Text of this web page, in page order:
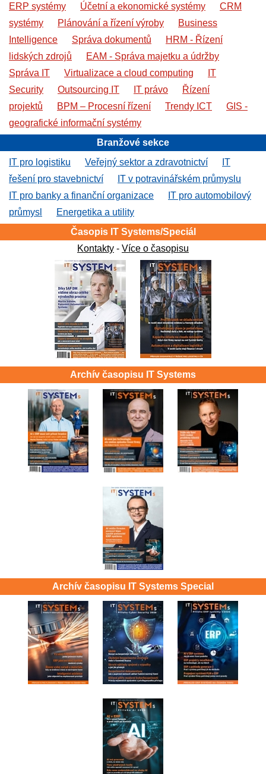
ERP systémy
Účetní a ekonomické systémy
CRM
systémy
Plánování a řízení výroby
Business
Intelligence
Správa dokumentů
HRM - Řízení
lidských zdrojů
EAM - Správa majetku a údržby
Správa IT
Virtualizace a cloud computing
IT
Security
Outsourcing IT IT právo
Řízení
projektů
BPM – Procesní řízení Trendy ICT
GIS -
geografické informační systémy
Branžové sekce
IT pro logistiku
Veřejný sektor a zdravotnictví
IT
řešení pro stavebnictví
IT v potravinářském průmyslu
IT pro banky a finanční organizace
IT pro automobilový
průmysl
Energetika a utility
Časopis IT Systems/Speciál
Kontakty - Více o časopisu
Archív časopisu IT Systems
Archív časopisu IT Systems Special